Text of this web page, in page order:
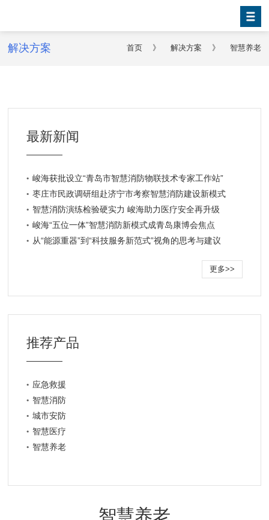
解决方案 首页》 解决方案 》 智慧养老
最新新闻
峻海获批设立“青岛市智慧消防物联技术专家工作站”
枣庄市民政调研组赴济宁市考察智慧消防建设新模式
智慧消防演练检验硬实力 峻海助力医疗安全再升级
峻海“五位一体”智慧消防新模式成青岛康博会焦点
从“能源重器”到“科技服务新范式”视角的思考与建议
更多>>
推荐产品
应急救援
智慧消防
城市安防
智慧医疗
智慧养老
智慧养老